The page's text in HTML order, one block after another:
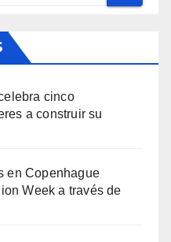
cinco
a construir su
en Copenhague
Week a través de